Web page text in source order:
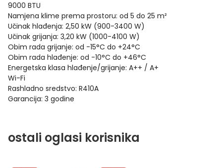
9000 BTU
Namjena klime prema prostoru: od 5 do 25 m²
Učinak hlađenja: 2,50 kW (900-3400 W)
Učinak grijanja: 3,20 kW (1000-4100 W)
Obim rada grijanje: od -15°C do +24°C
Obim rada hlađenje: od -10°C do +46°C
Energetska klasa hlađenje/grijanje: A++ / A+
Wi-Fi
Rashladno sredstvo: R410A
Garancija: 3 godine
ostali oglasi korisnika